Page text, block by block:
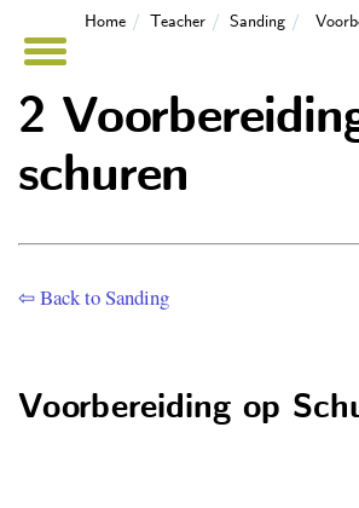
Home Teacher Sanding
2
schuren
⇦ Back to Sanding
Voorbereiding op